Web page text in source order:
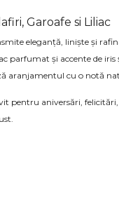
Garoafe si Liliac
eleganță, liniște și
parfumat și accente de iris
aranjamentul cu o notă
pentru aniversări,